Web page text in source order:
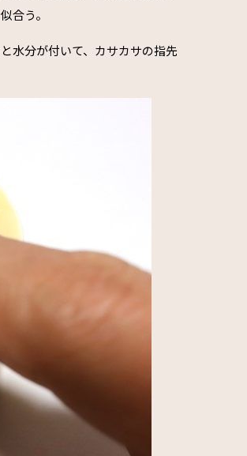
合う。
水分が付いて、カサカサの指先